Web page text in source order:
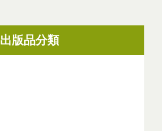
出版品分類